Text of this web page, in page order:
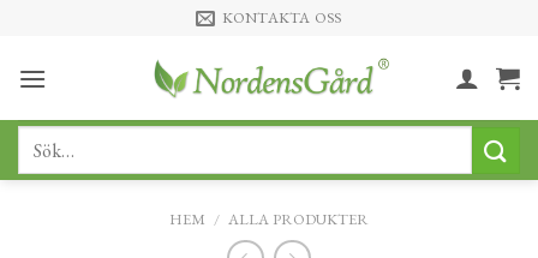
content
KONTAKTA OSS
Sök
HEM / ALLA PRODUKTER